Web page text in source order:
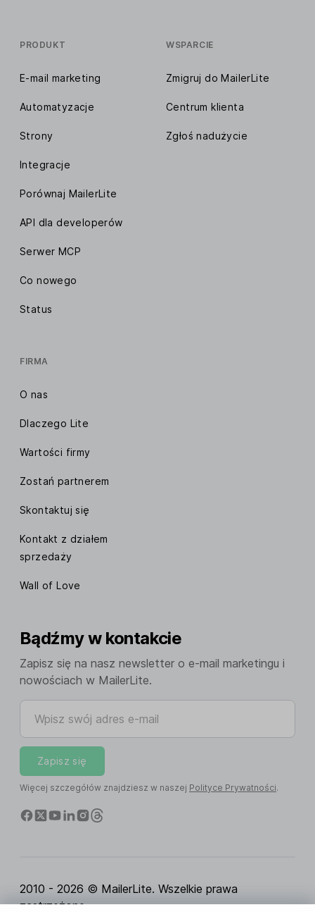
PRODUKT
E-mail marketing
Automatyzacje
Strony
Integracje
Porównaj MailerLite
API dla developerów
Serwer MCP
Co nowego
Status
WSPARCIE
Zmigruj do MailerLite
Centrum klienta
Zgłoś nadużycie
FIRMA
O nas
Dlaczego Lite
Wartości firmy
Zostań partnerem
Skontaktuj się
Kontakt z działem
sprzedaży
Wall of Love
Bądźmy w kontakcie
Zapisz się na nasz newsletter o e-mail marketingu i
nowościach w MailerLite.
Wpisz swój adres e-mail
Zapisz się
Więcej szczegółów znajdziesz w naszej Polityce Prywatności.
2010 - 2026 © MailerLite. Wszelkie prawa
zastrzeżone.